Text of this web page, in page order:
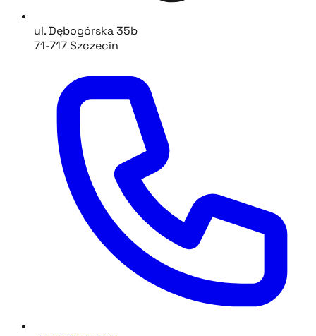
ul. Dębogórska 35b
71-717 Szczecin